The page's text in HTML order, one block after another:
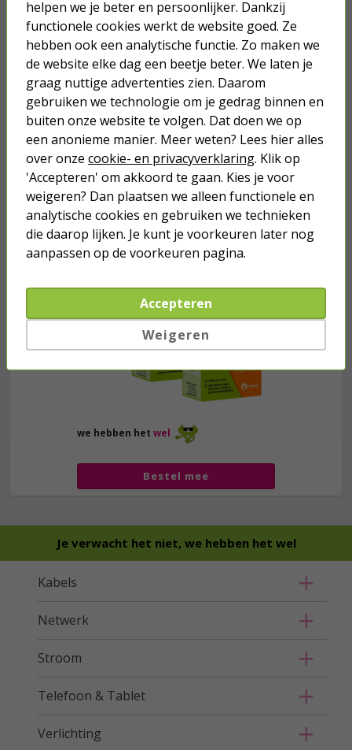
Je verwacht het niet
Turbo onkruidverdelger (Concentraat,
3x 100ml) | Ook voor je gazon!
43,50
40,
we hebben het wel
Bestel mee
Wil jij jouw oplaadbare batterijen snel weer een volle batterij
geven? Bestel dan vandaag nog jouw batterijenlader bij
Kabelshop.nl. En als je op een werkdag voor 23:59 bestelt, dan
ontvang jij jouw product de volgende dag al in huis. Voor vragen
kun je altijd terecht bij onze klantenservice, zij staan van
maandag tot vrijdag tussen 09:00 en 17:00 voor je klaar via e-
mail, telefoon, Facebook, of de chatfunctie op onze website.
Je verwacht het niet, we hebben het wel
Kabels
Netwerk
Stroom
Telefoon & Tablet
Verlichting
helpen we je beter en persoonlijker. Dankzij
functionele cookies werkt de website goed. Ze
hebben ook een analytische functie. Zo maken we
de website elke dag een beetje beter. We laten je
graag nuttige advertenties zien. Daarom
gebruiken we technologie om je gedrag binnen en
buiten onze website te volgen. Dat doen we op
een anonieme manier. Meer weten? Lees hier alles
over onze cookie- en privacyverklaring. Klik op
'Accepteren' om akkoord te gaan. Kies je voor
weigeren? Dan plaatsen we alleen functionele en
analytische cookies en gebruiken we technieken
die daarop lijken. Je kunt je voorkeuren later nog
aanpassen op de voorkeuren pagina.
Accepteren
Weigeren